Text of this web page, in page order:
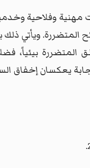
مهنية وفلاحية
ويأتي ذلك
المتضررة بيئياً،
يعكسان إخفاق